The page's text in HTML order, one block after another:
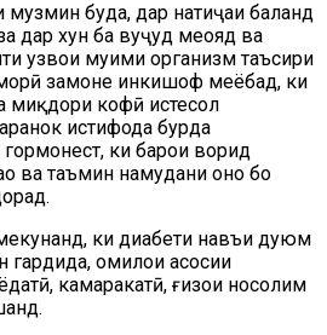
буда, дар натиҷаи баланд
дар хун ба вуҷуд меояд ва
узвҳои муҳими организм таъсири
замоне инкишоф меёбад, ки
миқдори кофӣ истеҳсол
истифода бурда
ки барои ворид
ва таъмин намудани онҳо бо
ки диабети навъи дуюм
гардида, омилҳои асосии
камҳаракатӣ, ғизои носолим